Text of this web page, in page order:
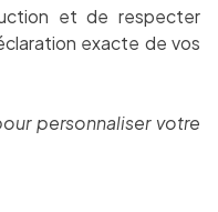
et de respecter
exacte de vos
personnaliser votre